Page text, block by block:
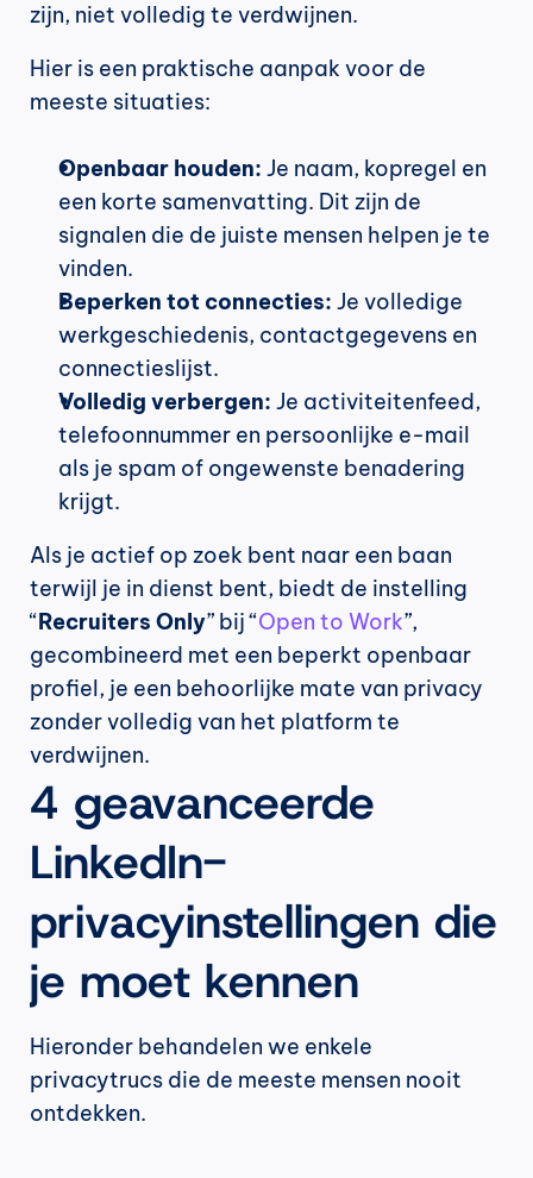
zijn, niet volledig te verdwijnen.
Hier is een praktische aanpak voor de
meeste situaties:
Openbaar houden: Je naam, kopregel en
een korte samenvatting. Dit zijn de
signalen die de juiste mensen helpen je te
vinden.
Beperken tot connecties: Je volledige
werkgeschiedenis, contactgegevens en
connectieslijst.
Volledig verbergen: Je activiteitenfeed,
telefoonnummer en persoonlijke e-mail
als je spam of ongewenste benadering
krijgt.
Als je actief op zoek bent naar een baan
terwijl je in dienst bent, biedt de instelling
“Recruiters Only” bij “Open to Work”,
gecombineerd met een beperkt openbaar
profiel, je een behoorlijke mate van privacy
zonder volledig van het platform te
verdwijnen.
4 geavanceerde
LinkedIn-
privacyinstellingen die
je moet kennen
Hieronder behandelen we enkele
privacytrucs die de meeste mensen nooit
ontdekken.